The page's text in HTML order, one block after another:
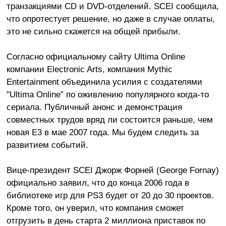
транзакциями CD и DVD-отделений. SCEI сообщила,
что опротестует решение, но даже в случае оплаты,
это не сильно скажется на общей прибыли.
Согласно официальному сайту Ultima Online
компании Electronic Arts, компания Mythic
Entertainment объединила усилия с создателями
"Ultima Online” по оживлению популярного когда-то
сериала. Публичный анонс и демонстрация
совместных трудов вряд ли состоится раньше, чем
новая E3 в мае 2007 года. Мы будем следить за
развитием событий.
Вице-президент SCEI Джорж Форней (George Fornay)
официально заявил, что до конца 2006 года в
библиотеке игр для PS3 будет от 20 до 30 проектов.
Кроме того, он уверил, что компания сможет
отгрузить в день старта 2 миллиона приставок по